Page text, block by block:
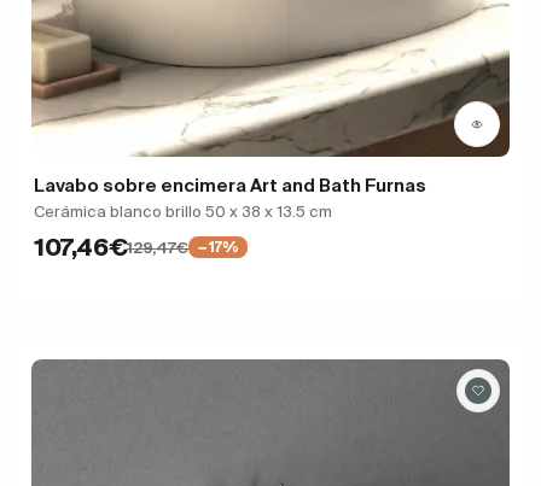
Lavabo sobre encimera Art and Bath Furnas
Cerámica blanco brillo 50 x 38 x 13.5 cm
107,46€129,47€ −17%